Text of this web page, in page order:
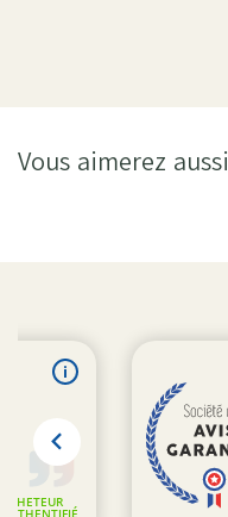
Vous aimerez aussi